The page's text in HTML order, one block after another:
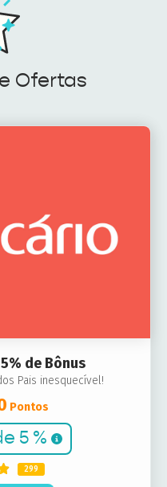
Ofertas
de Bônus
Pais inesquecível!
Pontos
5 %
299